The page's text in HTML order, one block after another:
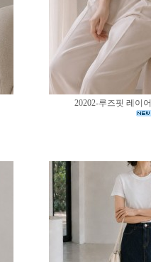
20202-루즈핏 레이